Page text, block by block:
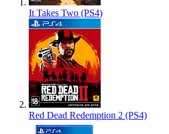
It Takes Two (PS4)
Red Dead Redemption 2 (PS4)